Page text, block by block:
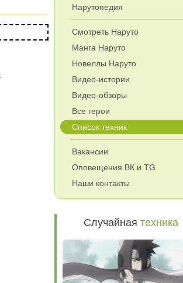
Нарутопедия
Смотреть Наруто
Манга Наруто
Новеллы Наруто
Видео-истории
Видео-обзоры
Все герои
Список техник
Вакансии
Оповещения ВК и TG
Наши контакты
Случайнаятехника